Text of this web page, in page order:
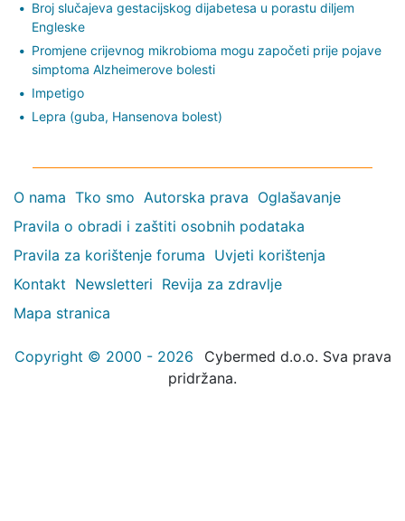
Broj slučajeva gestacijskog dijabetesa u porastu diljem
Engleske
Promjene crijevnog mikrobioma mogu započeti prije pojave
simptoma Alzheimerove bolesti
Impetigo
Lepra (guba, Hansenova bolest)
O nama Tko smo Autorska prava Oglašavanje
Pravila o obradi i zaštiti osobnih podataka
Pravila za korištenje foruma Uvjeti korištenja
Kontakt Newsletteri Revija za zdravlje
Mapa stranica
Copyright © 2000 - 2026
Cybermed d.o.o. Sva prava
pridržana.